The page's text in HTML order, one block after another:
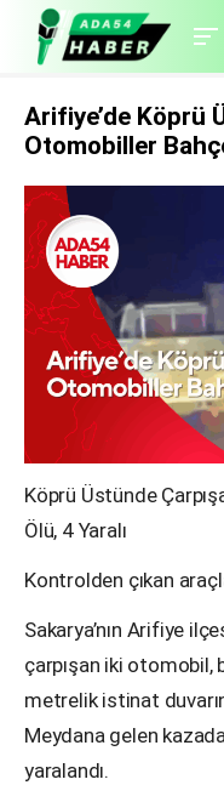
Arifiye’de Köprü
Otomobiller
Köprü Üstünde
Ölü, 4 Yaralı
Kontrolden çıkan
Sakarya’nın Arifiye
çarpışan iki otomobil,
metrelik istinat
Meydana gelen
yaralandı.